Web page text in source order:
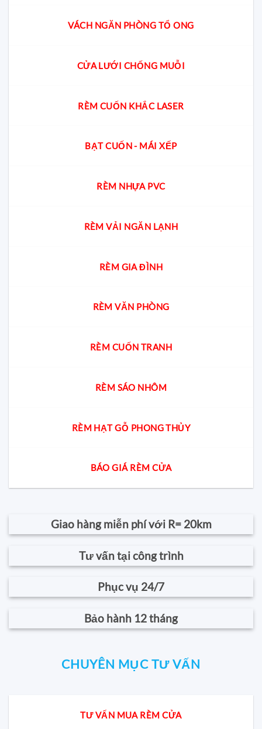
VÁCH NGĂN PHÒNG TỔ ONG
CỬA LƯỚI CHỐNG MUỖI
RÈM CUỐN KHẮC LASER
BẠT CUỐN - MÁI XẾP
RÈM NHỰA PVC
RÈM VẢI NGĂN LẠNH
RÈM GIA ĐÌNH
RÈM VĂN PHÒNG
RÈM CUỐN TRANH
RÈM SÁO NHÔM
RÈM HẠT GỖ PHONG THỦY
BÁO GIÁ RÈM CỬA
Giao hàng miễn phí với R= 20km
Tư vấn tại công trình
Phục vụ 24/7
Bảo hành 12 tháng
CHUYÊN MỤC TƯ VẤN
TƯ VẤN MUA RÈM CỬA